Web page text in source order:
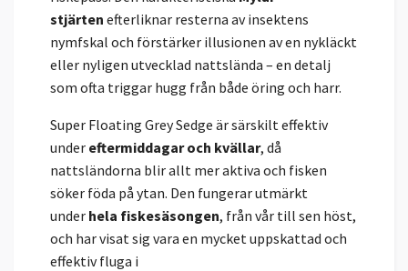
stjärten efterliknar resterna av insektens
nymfskal och förstärker illusionen av en nykläckt
eller nyligen utvecklad nattslända – en detalj
som ofta triggar hugg från både öring och harr.
Super Floating Grey Sedge är särskilt effektiv
under eftermiddagar och kvällar, då
nattsländorna blir allt mer aktiva och fisken
söker föda på ytan. Den fungerar utmärkt
under hela fiskesäsongen, från vår till sen höst,
och har visat sig vara en mycket uppskattad och
effektiv fluga i